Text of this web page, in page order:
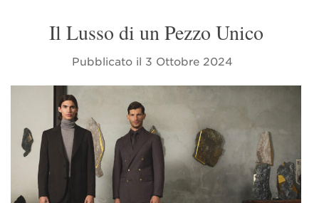
Il Lusso di un Pezzo Unico
Pubblicato il 3 Ottobre 2024